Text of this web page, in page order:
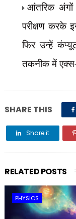
आंतरिक अंगों
परीक्षण करके
फिर उन्हें
तकनीक में एक्स-
SHARE THIS
Share it
RELATED POSTS
PHYSICS